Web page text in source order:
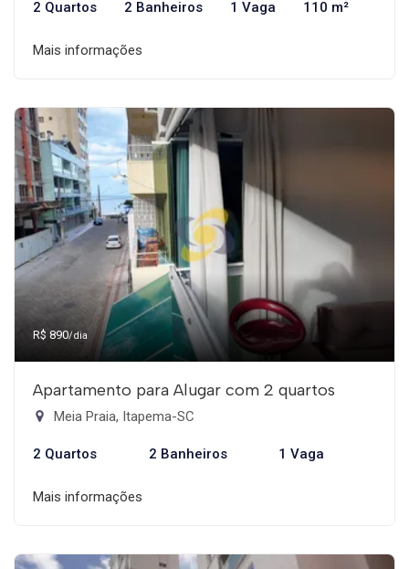
2 Quartos 2 Banheiros 1 Vaga 110 m²
Mais informações
R$ 890/dia
Apartamento para Alugar com 2 quartos
Meia Praia, Itapema-SC
2 Quartos 2 Banheiros 1 Vaga
Mais informações